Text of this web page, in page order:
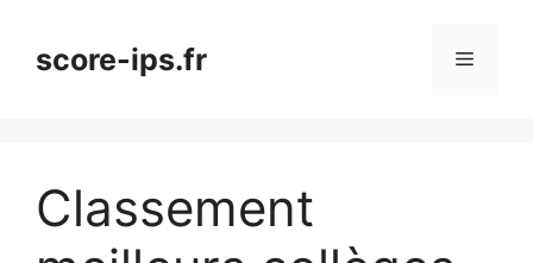
contenuscore-ips.fr Menu
Classement